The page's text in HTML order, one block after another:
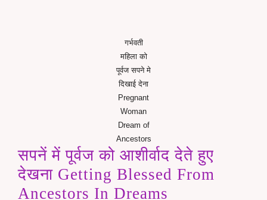
गर्भवती
महिला को
पूर्वज सपने मे
दिखाई देना
Pregnant
Woman
Dream of
Ancestors
सपनें में पूर्वज को आशीर्वाद देते हुए
देखना Getting Blessed From
Ancestors In Dreams